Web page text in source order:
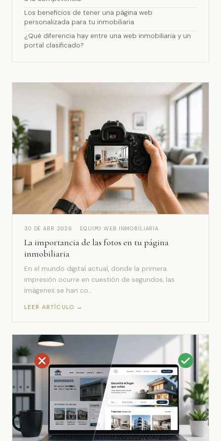
Los beneficios de tener una página web
personalizada para tu inmobiliaria
¿Qué diferencia hay entre una web inmobiliaria y un
portal clasificado?
30 DE ABR 2026 EQUIPO WEB INMOBILIARIA
La importancia de las fotos en tu página
inmobiliaria
En el mundo digital actual, donde la primera
impresión ocurre en cuestión de segundos, las
imágenes se han co…
LEER ARTÍCULO →